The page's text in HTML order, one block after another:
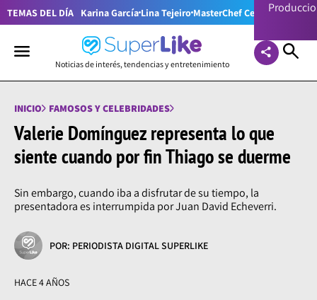
TEMAS DEL DÍA Karina García Lina Tejeiro MasterChef Celebrity
Noticias de interés, tendencias y entretenimiento
INICIO FAMOSOS Y CELEBRIDADES
Valerie Domínguez representa lo que
siente cuando por fin Thiago se duerme
Sin embargo, cuando iba a disfrutar de su tiempo, la
presentadora es interrumpida por Juan David Echeverri.
POR: PERIODISTA DIGITAL SUPERLIKE
HACE 4 AÑOS